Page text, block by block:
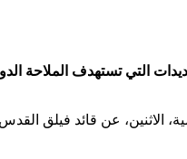
التي تستهدف الملاحة
الاثنين، عن قائد فيلق